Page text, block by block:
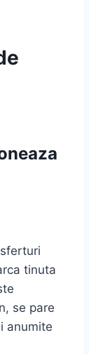
tinuta
se pare
anumite